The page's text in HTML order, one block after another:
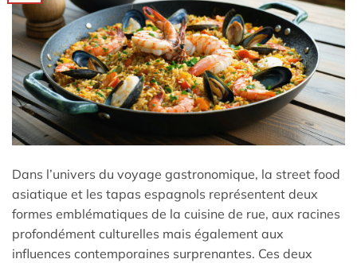
Dans l’univers du voyage gastronomique, la street food
asiatique et les tapas espagnols représentent deux
formes emblématiques de la cuisine de rue, aux racines
profondément culturelles mais également aux
influences contemporaines surprenantes. Ces deux